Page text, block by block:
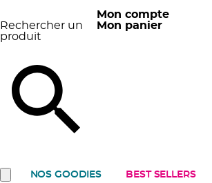
Rechercher un
produit
Mon compte
Mon panier
NOS GOODIES BEST SELLERS